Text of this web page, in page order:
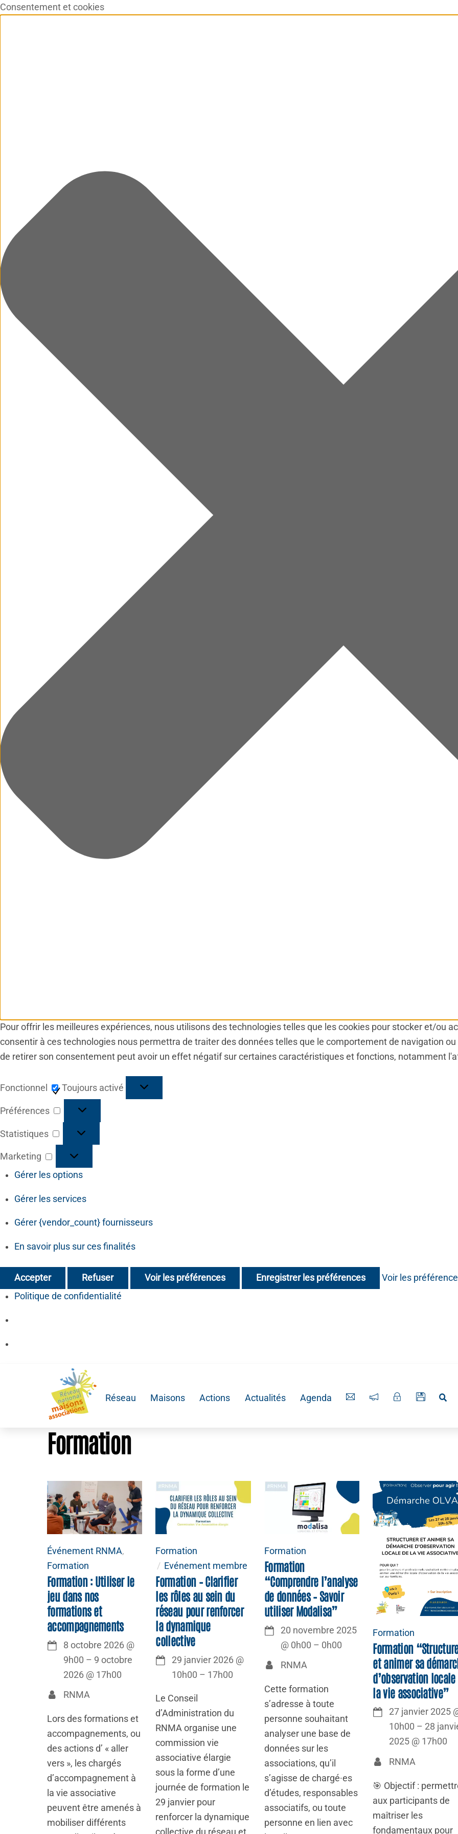
Consentement et cookies
Pour offrir les meilleures expériences, nous utilisons des technologies telles que les cookies pour stocker et/ou
consentir à ces technologies nous permettra de traiter des données telles que le comportement de navigation
de retirer son consentement peut avoir un effet négatif sur certaines caractéristiques et fonctions, notamment
Fonctionnel
Fonctionnel
Toujours activé
Préférences
Préférences
Statistiques
Statistiques
Marketing
Marketing
Gérer les options
Gérer les services
Gérer {vendor_count} fournisseurs
En savoir plus sur ces finalités
Accepter Refuser Voir les préférences Enregistrer les préférences
Voir les
Politique de confidentialité
Réseau Maisons Actions Actualités Agenda
Formation
Événement RNMA,
Formation
Formation : Utiliser le
jeu dans nos
formations et
accompagnements
8 octobre 2026 @
9h00 – 9 octobre
2026@ 17h00
RNMA
Lors des formations et
accompagnements, ou
des actions d’ « aller
vers », les chargés
d’accompagnement à
la vie associative
peuvent être amenés à
mobiliser différents
Formation
Evénement membre
Formation – Clarifier
les rôles au sein du
réseau pour renforcer
la dynamique
collective
29 janvier 2026 @
10h00 – 17h00
Le Conseil
d’Administration du
RNMA organise une
commission vie
associative élargie
sous la forme d’une
journée de formation le
29 janvier pour
renforcer la dynamique
Formation
Formation
“Comprendre l’analyse
de données – Savoir
utiliser Modalisa”
20 novembre 2025
@ 0h00 – 0h00
RNMA
Cette formation
s’adresse à toute
personne souhaitant
analyser une base de
données sur les
associations, qu’il
s’agisse de chargé·es
d’études, responsables
associatifs, ou toute
personne en lien avec
Formation
Formation
et animer sa
d’observation locale
la vie associative”
27 janvier 2025
10h00 – 28
2025 @ 17h00
RNMA
🎯 Objectif :
aux participants de
maîtriser les
fondamentaux pour